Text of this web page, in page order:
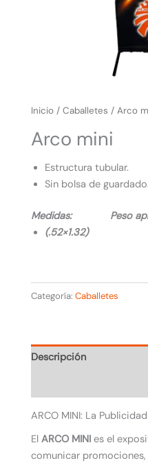
Inicio / Caballetes / Arco
Arco mini
Estructura tubular.
Sin bolsa de guardado.
Medidas: Peso
(.52×1.32)
Categoría: Caballetes
Descripción
ARCO MINI: La
El ARCO MINI es el
comunicar